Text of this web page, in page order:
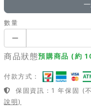
數量
商品狀態預購商品 (約
付款方式：
保固資訊：1 年保固 (
說明)